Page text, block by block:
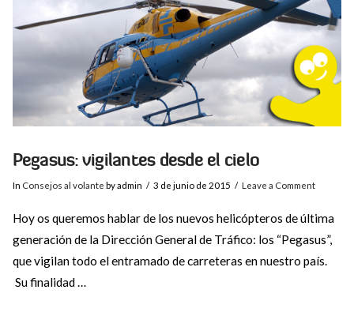
Pegasus: vigilantes desde el cielo
In Consejos al volante by admin 3 de junio de 2015 Leave a Comment
Hoy os queremos hablar de los nuevos helicópteros de última
generación de la Dirección General de Tráfico: los “Pegasus”,
que vigilan todo el entramado de carreteras en nuestro país.
Su finalidad …